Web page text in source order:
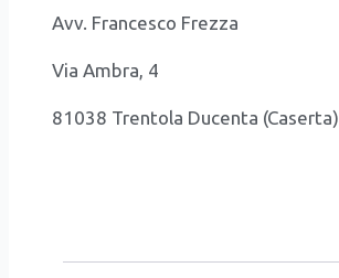
Avv. Fran­ce­sco Frez­za
Via Ambra, 4
81038 Tren­to­la Ducen­ta (Caser­ta)